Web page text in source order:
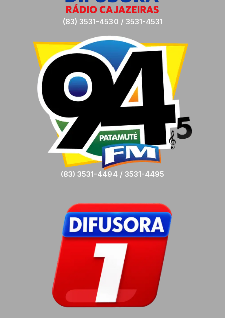
(83) 3531-4530 / 3531-4531
(83) 3531-4494 / 3531-4495